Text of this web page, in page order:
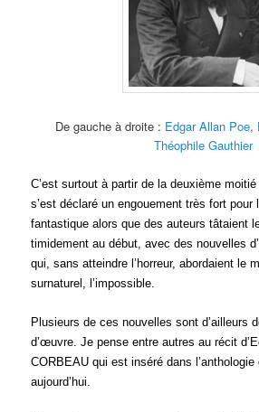
De gauche à droite : Edgar Allan Poe,
Théophile Gauthier
C’est surtout à partir de la deuxième
s’est déclaré un engouement très fort pour
fantastique alors que des auteurs tâtaient
timidement au début, avec des nouvelles
qui, sans atteindre l’horreur, abordaient le
surnaturel, l’impossible.
Plusieurs de ces nouvelles sont d’ailleurs
d’œuvre. Je pense entre autres au récit
CORBEAU qui est inséré dans
aujourd’hui.